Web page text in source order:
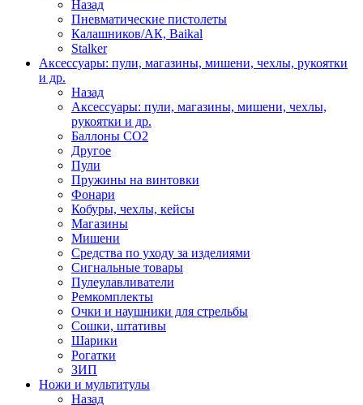
Назад
Пневматические пистолеты
Калашников/АК, Baikal
Stalker
Аксессуары: пули, магазины, мишени, чехлы, рукоятки
и др.
Назад
Аксессуары: пули, магазины, мишени, чехлы,
рукоятки и др.
Баллоны CO2
Другое
Пули
Пружины на винтовки
Фонари
Кобуры, чехлы, кейсы
Магазины
Мишени
Средства по уходу за изделиями
Сигнальные товары
Пулеулавливатели
Ремкомплекты
Очки и наушники для стрельбы
Сошки, штативы
Шарики
Рогатки
ЗИП
Ножи и мультитулы
Назад